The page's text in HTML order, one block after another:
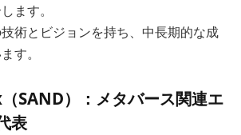
ます。
術とビジョンを持ち、中長期的な成
す。
SAND）：メタバース関連エ
表